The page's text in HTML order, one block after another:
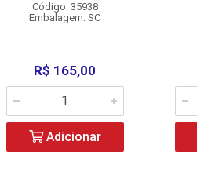
Código: 35938
Embalagem: SC
R$ 165,00
Adicionar